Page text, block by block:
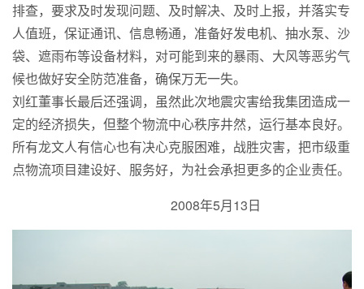
排查，要求及时发现问题、及时解决、及时上报，并落实专
人值班，保证通讯、信息畅通，准备好发电机、抽水泵、沙
袋、遮雨布等设备材料，对可能到来的暴雨、大风等恶劣气
候也做好安全防范准备，确保万无一失。
刘红董事长最后还强调，虽然此次地震灾害给我集团造成一
定的经济损失，但整个物流中心秩序井然，运行基本良好。
所有龙文人有信心也有决心克服困难，战胜灾害，把市级重
点物流项目建设好、服务好，为社会承担更多的企业责任。
2008年5月13日